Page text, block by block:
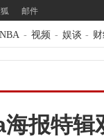
邮件
NBA - 视频 - 娱谈 -
海报特